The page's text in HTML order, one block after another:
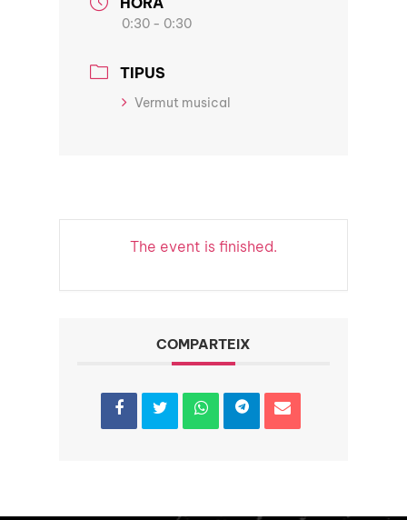
0:30 - 0:30
TIPUS
Vermut musical
The event is finished.
COMPARTEIX